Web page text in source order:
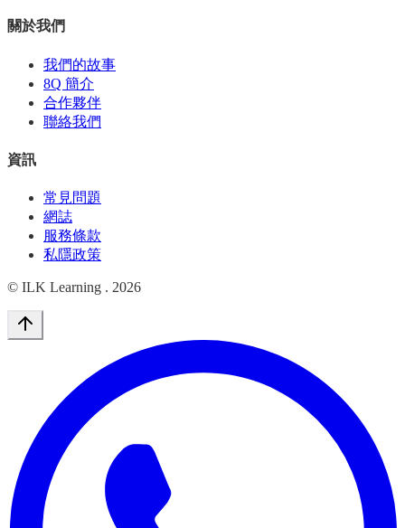
關於我們
我們的故事
8Q 簡介
合作夥伴
聯絡我們
資訊
常見問題
網誌
服務條款
私隱政策
© ILK Learning . 2026